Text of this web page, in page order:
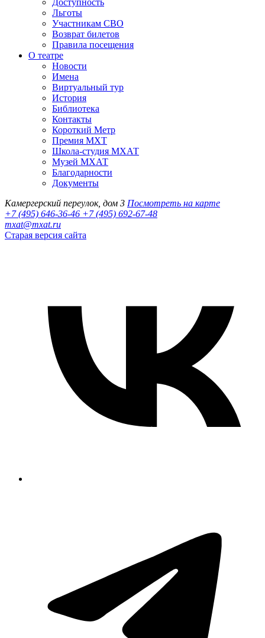
Доступность
Льготы
Участникам СВО
Возврат билетов
Правила посещения
О театре
Новости
Имена
Виртуальный тур
История
Библиотека
Контакты
Короткий Метр
Премия МХТ
Школа-студия МХАТ
Музей МХАТ
Благодарности
Документы
Камергерский переулок, дом 3 Посмотреть на карте
+7 (495) 646-36-46 +7 (495) 692-67-48‬
mxat@mxat.ru
Старая версия сайта